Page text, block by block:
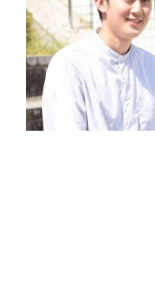
お知らせ
国保組合からのお知らせ
会員専用ページ